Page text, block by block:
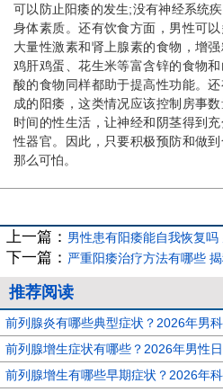
可以防止阳痿的发生;没有神经系统
身体素质。还有饮食方面，男性可
大量性激素和肾上腺素的食物，增
鸡肝鸡蛋、花生米等富含锌的食物
酸的食物同样都助于提高性功能。
成的阳痿，这类情况应该控制房事
时间的性生活，让神经和阴茎得到
性器官。因此，只要积极预防和做
那么可怕。
上一篇： 男性患有阳痿能自我恢复
下一篇： 严重阳痿治疗方法有哪些
推荐阅读
前列腺炎有哪些典型症状？2026年男
前列腺增生症状有哪些？2026年男性
前列腺增生有哪些早期症状？2026年